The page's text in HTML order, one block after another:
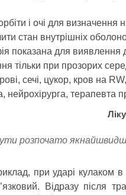
і очі для визначення
стан внутрішніх
показана для виявлення
тільки при прозорих
сечі, цукор, кров на
нейрохірурга, терапевта
розпочато
при ударі кулаком
Відразу після